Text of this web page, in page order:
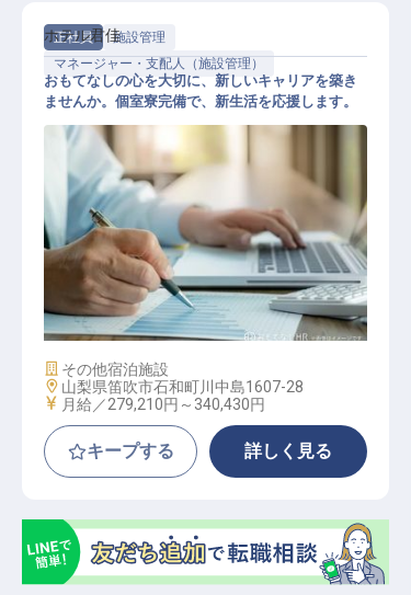
正社員
施設管理
マネージャー・支配人（施設管理）
施設管理長候補
ホテル君佳
おもてなしの心を大切に、新しいキャリアを築き
ませんか。個室寮完備で、新生活を応援します。
施設業態
その他宿泊施設
勤務地
山梨県笛吹市石和町川中島1607-28
給与
月給／279,210円～ 340,430円
キープする 詳しく見る